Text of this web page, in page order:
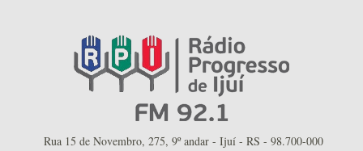
Rua 15 de Novembro, 275, 9º andar - Ijuí - RS - 98.700-000